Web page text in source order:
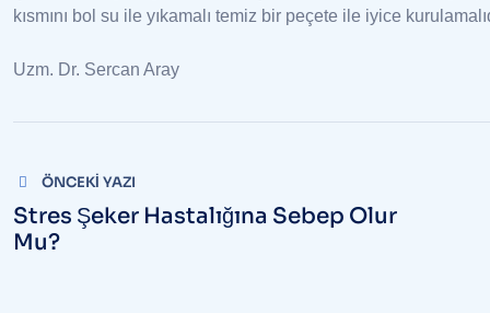
kısmını bol su ile yıkamalı temiz bir peçete ile iyice
Uzm. Dr. Sercan Aray
gezinmesi
ÖNCEKI YAZI
Stres Şeker Hastalığına Sebep Olur
Mu?